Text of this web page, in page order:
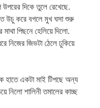
দিকে তুলে রেখেছে.
উচু করে বগলে মুখ ঘসা শুরু
পিছনে হেলিয়ে দিলো.
নিজের জিভটা ঠেলে ঢুকিয়ে
একটা মাই টিপছে অন্য
নিলো শালিনী তমালের কাচ্ছ